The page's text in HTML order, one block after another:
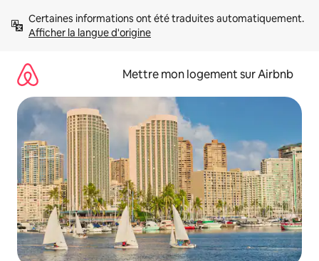
directement
Afficher la langue d'origine
Mettre mon logement sur Airbnb